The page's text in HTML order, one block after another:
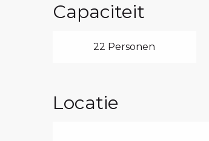
Capaciteit
22 Personen
Locatie